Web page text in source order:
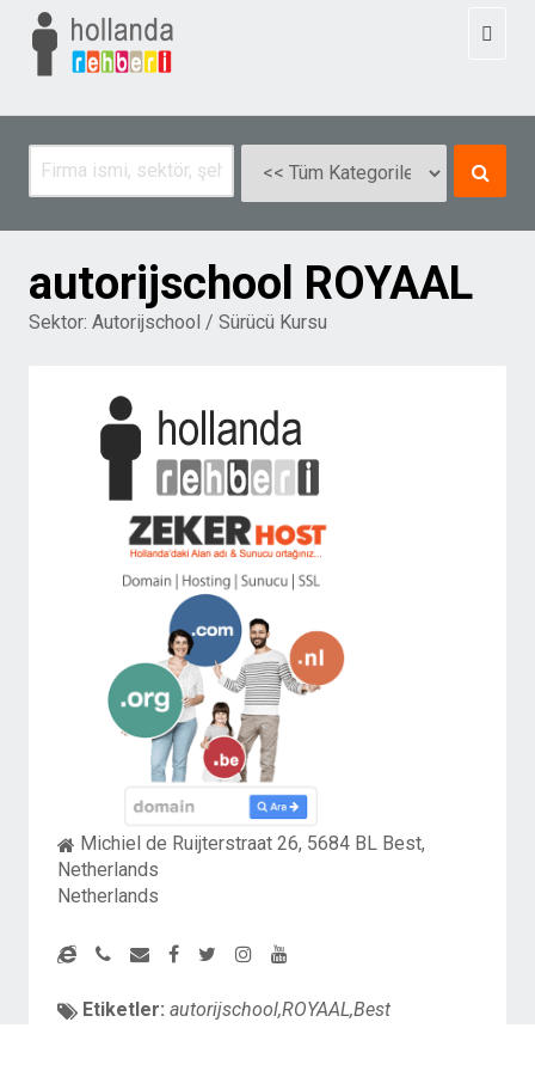
autorijschool ROYAAL
Sektor: Autorijschool / Sürücü Kursu
Michiel de Ruijterstraat 26, 5684 BL Best,
Netherlands
Netherlands
Etiketler: autorijschool,ROYAAL,Best